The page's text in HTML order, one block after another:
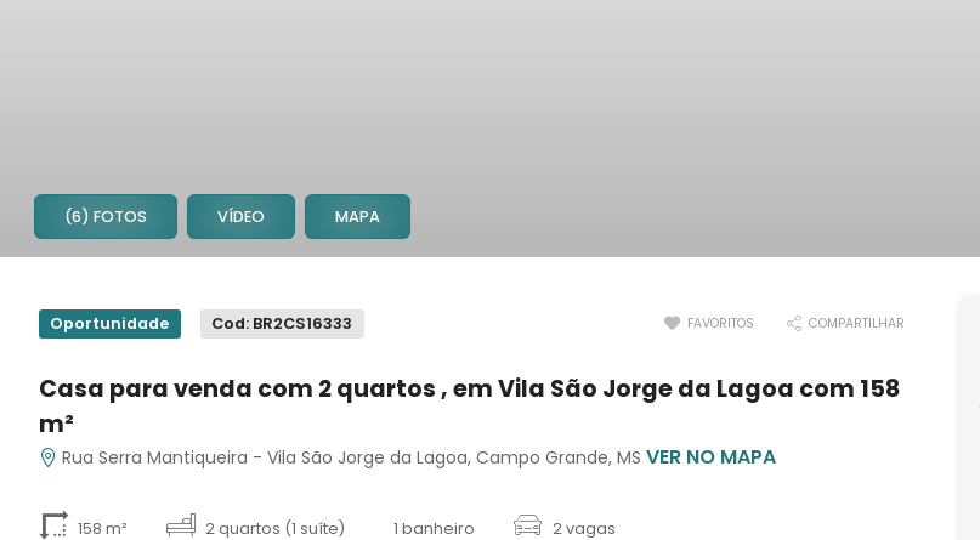
(6) FOTOS VÍDEO MAPA
Oportunidade Cod: BR2CS16333 FAVORITOS COMPARTILHAR
Casa para venda com 2 quartos , em Vila São Jorge da Lagoa com 158
m²
Rua Serra Mantiqueira - Vila São Jorge da Lagoa, Campo Grande, MSVER NO MAPA
158 m² 2 quartos (1 suíte) 1 banheiro 2 vagas